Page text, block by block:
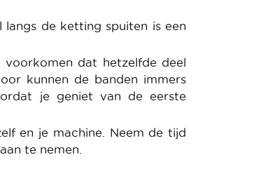
de ketting spuiten is een
dat hetzelfde deel
kunnen de banden immers
je geniet van de eerste
en je machine. Neem de tijd
te nemen.